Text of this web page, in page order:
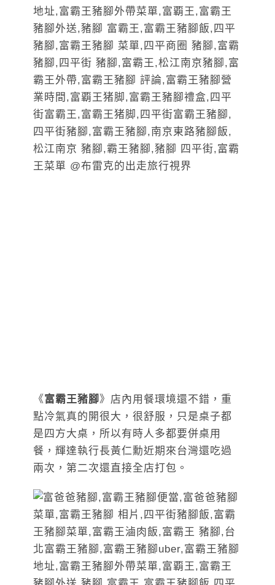
《富霸王豬腳》店內用餐環境還不錯，重
點冷氣真的開很大，很舒服，只是桌子都
是四方大桌，所以有時人多都要併桌用
餐，輝達執行長黃仁勳近期來台灣還吃過
兩次，第二次還直接全店打包。